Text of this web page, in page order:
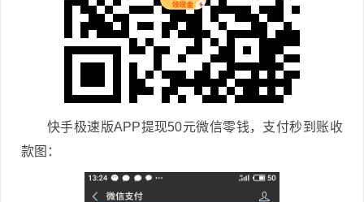
快手极速版APP提现50元微信零钱，支付秒到账收
款图：